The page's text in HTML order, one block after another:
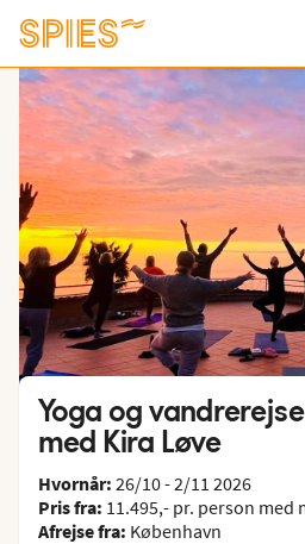
Yoga og
med Kira Løve
Hvornår: 26/10 - 2/11 2026
Pris fra: 11.495,- pr. person med
Afrejse fra: København